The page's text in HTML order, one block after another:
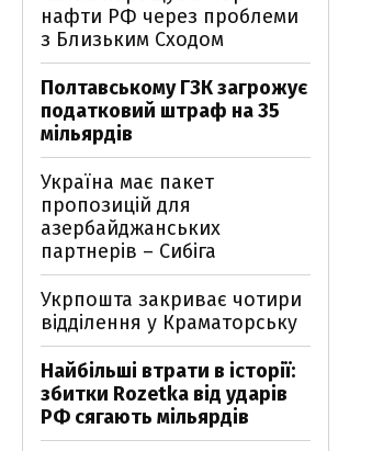
нафти РФ через проблеми
з Близьким Сходом
Полтавському ГЗК загрожує
податковий штраф на 35
мільярдів
Україна має пакет
пропозицій для
азербайджанських
партнерів – Сибіга
Укрпошта закриває чотири
відділення у Краматорську
Найбільші втрати в історії:
збитки Rozetka від ударів
РФ сягають мільярдів